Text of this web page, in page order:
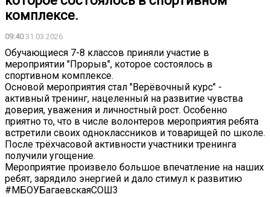
комплексе.
09:4031.03.2026
Обучающиеся 7-8 классов приняли участие в
мероприятии "Прорыв", которое состоялось в
спортивном комплексе.
Основой мероприятия стал "Верёвочный курс" -
активный тренинг, нацеленный на развитие чувства
доверия, уважения и личностный рост. Особенно
приятно то, что в числе волонтеров мероприятия ребята
встретили своих одноклассников и товарищей по школе.
После трёхчасовой активности участники тренинга
получили угощение.
Мероприятие произвело большое впечатление на наших
ребят, зарядило энергией и дало стимул к развитию
#МБОУБагаевскаяСОШ3